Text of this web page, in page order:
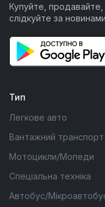
Купуйте, продавайте,
слідкуйте за
Тип
Легкове авто
Вантажний транспорт
Мотоцикли/Мопеди
Спеціальна техніка
Автобус/